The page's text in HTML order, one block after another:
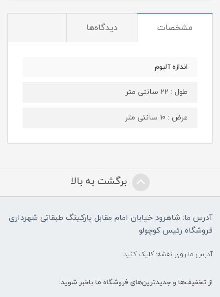
مشخصات دیدگاه‌ها
اندازه آلبوم
طول : 22 سانتی متر
عرض : 10 سانتی متر
برگشت به بالا
آدرس ما: شاهرود خیابان امام مقابل پارکینگ طبقاتی شهرداری
فروشگاه رئیس کوچولو
آدرس ما روی نقشه: کلیک کنید
از تخفیف‌ها و جدیدترین‌های فروشگاه ما باخبر شوید: